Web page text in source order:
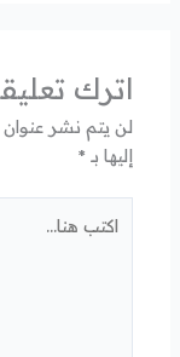
اترك
لن يتم نشر عنوان
إليها بـ *
هنا...